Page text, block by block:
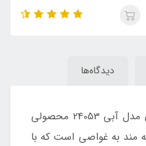
دیدگاه‌ها
بست وی مدل آبی 24053 محصولی
مند به غواصی است که با